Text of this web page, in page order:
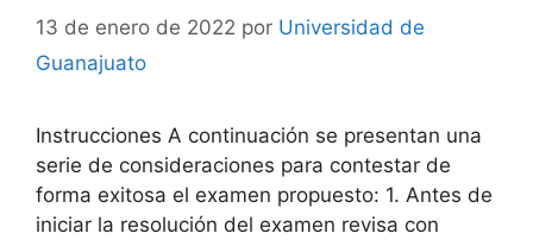
13 de enero de 2022 por Universidad de
Guanajuato
Instrucciones A continuación se presentan una
serie de consideraciones para contestar de
forma exitosa el examen propuesto: 1. Antes de
iniciar la resolución del examen revisa con